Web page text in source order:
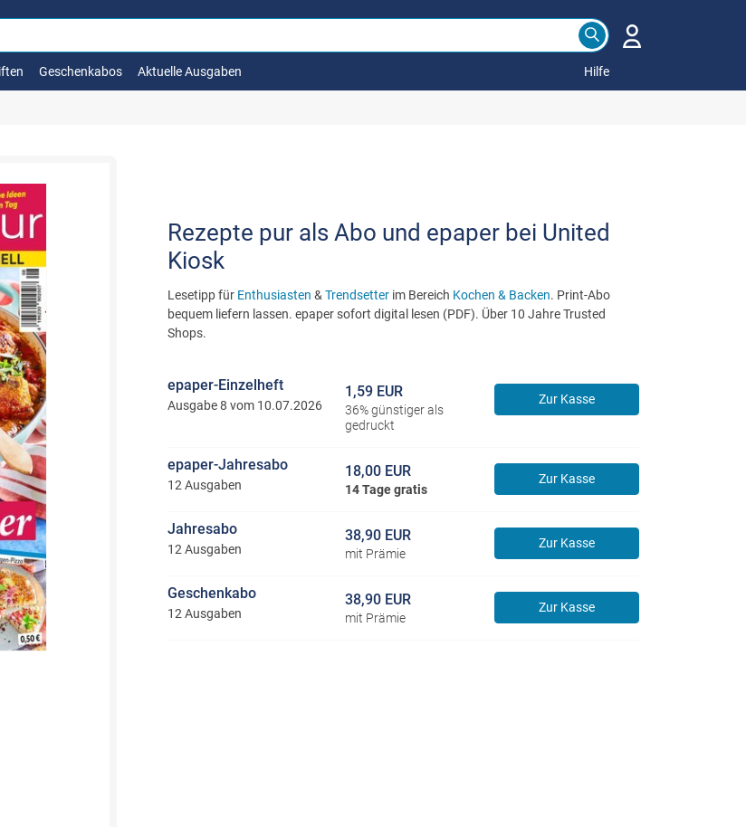
Geschenkabos Aktuelle Ausgaben Hilfe
Rezepte pur als Abo und epaper bei United
Kiosk
Lesetipp für Enthusiasten & Trendsetterim Bereich Kochen & Backen. Print-Abo
bequem liefern lassen. epaper sofort digital lesen (PDF). Über 10 Jahre Trusted
Shops.
epaper-Einzelheft
Ausgabe 8 vom 10.07.2026 Zur Kasse
1,59 EUR
36% günstiger als
gedruckt
epaper-Jahresabo
12 Ausgaben Zur Kasse
18,00 EUR
14 Tage gratis
Jahresabo
12 Ausgaben Zur Kasse
38,90 EUR
mit Prämie
Geschenkabo
12 Ausgaben Zur Kasse
38,90 EUR
mit Prämie